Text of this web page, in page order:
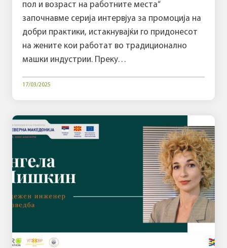
пол и возраст на работните места“
започнавме серија интервјуа за промоција на
добри практики, истакнувајќи го придонесот
на жените кои работат во традиционално
машки индустрии. Преку…
17/03/2025